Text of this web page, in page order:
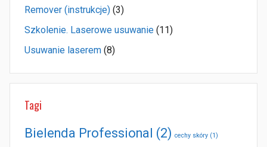
Remover (instrukcje) (3)
Szkolenie. Laserowe usuwanie (11)
Usuwanie laserem (8)
Tagi
Bielenda Professional (2) cechy skóry (1)